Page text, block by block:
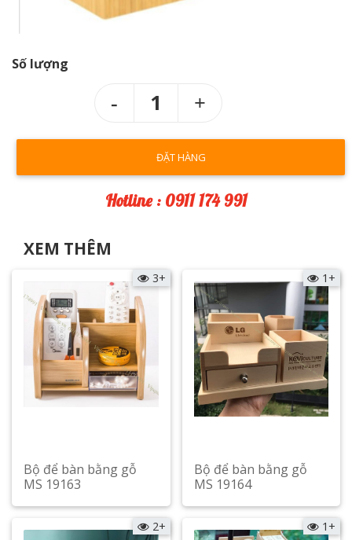
Số lượng
1
ĐẶT HÀNG
Hotline : 0911 174 991
XEM THÊM
3+
Bộ để bàn bằng gỗ
MS 19163
Xem chi tiết
1+
Bộ để bàn bằng gỗ
MS 19164
Xem chi tiết
2+
1+